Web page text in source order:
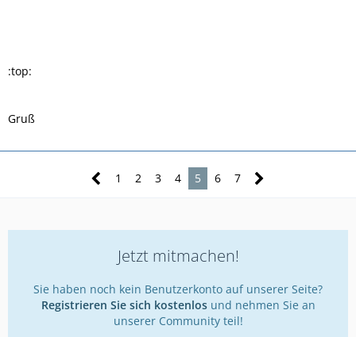
:top:
Gruß
1 2 3 4 5 6 7
Jetzt mitmachen!
Sie haben noch kein Benutzerkonto auf unserer Seite?
Registrieren Sie sich kostenlosund nehmen Sie an
unserer Community teil!